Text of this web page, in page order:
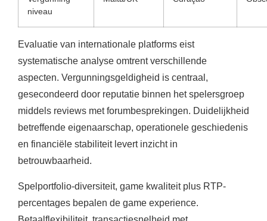
niveau
Evaluatie van internationale platforms eist
systematische analyse omtrent verschillende
aspecten. Vergunningsgeldigheid is centraal,
gesecondeerd door reputatie binnen het spelersgroep
middels reviews met forumbesprekingen. Duidelijkheid
betreffende eigenaarschap, operationele geschiedenis
en financiële stabiliteit levert inzicht in
betrouwbaarheid.
Spelportfolio-diversiteit, game kwaliteit plus RTP-
percentages bepalen de game experience.